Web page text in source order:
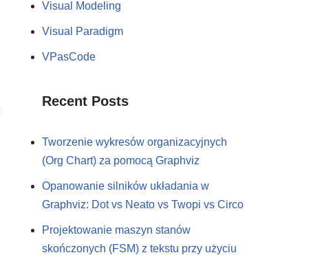
Visual Modeling
Visual Paradigm
VPasCode
Recent Posts
Tworzenie wykresów organizacyjnych
(Org Chart) za pomocą Graphviz
Opanowanie silników układania w
Graphviz: Dot vs Neato vs Twopi vs Circo
Projektowanie maszyn stanów
skończonych (FSM) z tekstu przy użyciu